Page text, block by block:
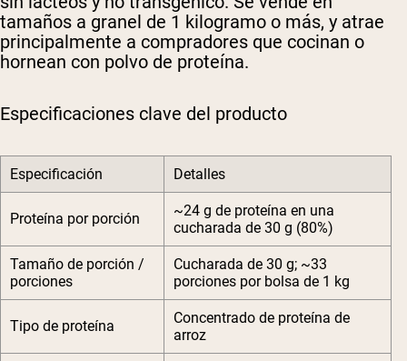
tamaños a granel de 1 kilogramo o más, y atrae
principalmente a compradores que cocinan o
hornean con polvo de proteína.
Especificaciones clave del producto
Especificación Detalles
Proteína por porción
~24 g de proteína en una
cucharada de 30 g (80%)
Tamaño de porción /
porciones
Cucharada de 30 g; ~33
porciones por bolsa de 1 kg
Tipo de proteína
Concentrado de proteína de
arroz